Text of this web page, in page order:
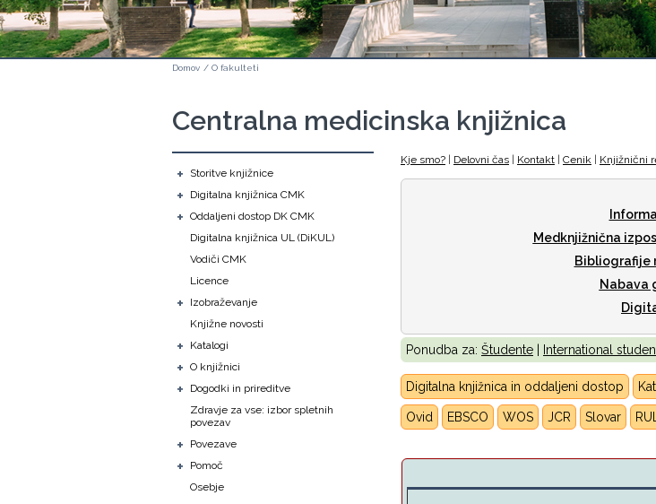
Domov / O fakulteti
Centralna medicinska knjižnica
+ Storitve knjižnice
+ Digitalna knjižnica CMK
+ Oddaljeni dostop DK CMK
Digitalna knjižnica UL (DiKUL)
Vodiči CMK
Licence
+
Izobraževanje
Knjižne novosti
+ Katalogi
+ O knjižnici
+
Dogodki in prireditve
Zdravje za vse: izbor spletnih
povezav
+ Povezave
+
Pomoč
Osebje
Kje smo? Delovni čas Kontakt Cenik Knjižnični
Medknjižnična
Bibliografije
Nabava
Ponudba za: Študente International
Digitalna knjižnica in oddaljeni dostop
Ovid EBSCO WOS JCR Slovar RUL